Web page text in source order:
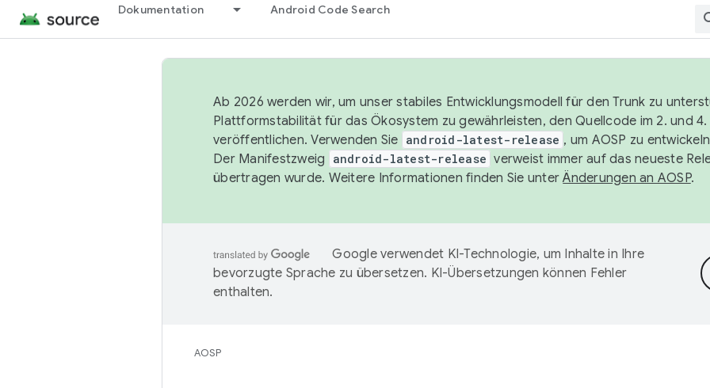
Dokumentation Android Code Search
Ab 2026 werden wir, um unser stabiles Entwicklungsmodell für den Trunk zu
Plattformstabilität für das Ökosystem zu gewährleisten, den Quellcode im 2. und 4.
veröffentlichen. Verwenden Sie android-latest-release , um AOSP zu
Der Manifestzweig
android-latest-release verweist immer auf das neueste
übertragen wurde. Weitere Informationen finden Sie unterÄnderungen an AOSP.
Google verwendet KI-Technologie, um Inhalte in Ihre
bevorzugte Sprache zu übersetzen. KI-Übersetzungen können Fehler
enthalten.
AOSP